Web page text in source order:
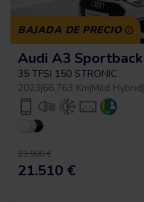
BAJADA DE PRECIO
Audi A3
35 TFSI 150 STRONIC
2023|66.763 Km|Mild Hybrid|
23.900 €
21.510 €